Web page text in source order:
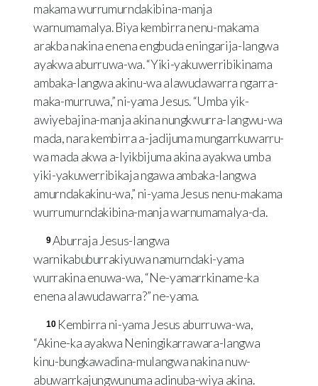
makama wurrumurndakibina-manja
warnumamalya. Biya kembirra nenu-makama
arakba nakina enena engbuda eningarija-langwa
ayakwa aburruwa-wa. “Yiki-yakuwerribikinama
ambaka-langwa akinu-wa alawudawarra ngarra-
maka-murruwa,” ni-yama Jesus. “Umba yik-
awiyebajina-manja akina nungkwurra-langwu-wa
mada, nara kembirra a-jadijuma mungarrkuwarru-
wa mada akwa a-lyikbijuma akina ayakwa umba
yiki-yakuwerribikaja ngawa ambaka-langwa
amurndakakinu-wa,” ni-yama Jesus nenu-makama
wurrumurndakibina-manja warnumamalya-da.
9Aburraja Jesus-langwa
warnikabuburrakiyuwa namurndaki-yama
wurrakina enuwa-wa, “Ne-yamarrkiname-ka
enena alawudawarra?” ne-yama.
10 Kembirra ni-yama Jesus aburruwa-wa,
“Akine-ka ayakwa Neningikarrawara-langwa
kinu-bungkawadina-mulangwa nakina nuw-
abuwarrkajungwunuma adinuba-wiya akina.